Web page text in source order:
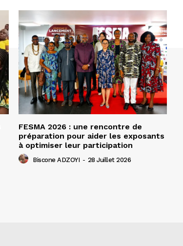
FESMA 2026 : une rencontre de
préparation pour aider les exposants
à optimiser leur participation
Biscone ADZOYI - 28 Juillet 2026